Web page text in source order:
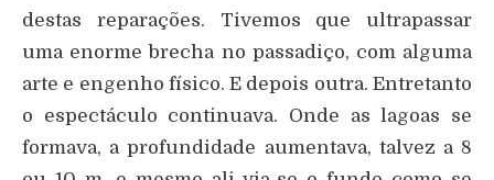
destas reparações. Tivemos que ultrapassar
uma enorme brecha no passadiço, com alguma
arte e engenho físico. E depois outra. Entretanto
o espectáculo continuava. Onde as lagoas se
formava, a profundidade aumentava, talvez a 8